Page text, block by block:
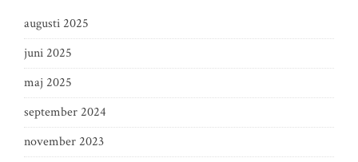
augusti 2025
juni 2025
maj 2025
september 2024
november 2023